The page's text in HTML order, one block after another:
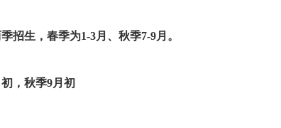
招生，春季为1-3月、秋季7-9月。
，秋季9月初